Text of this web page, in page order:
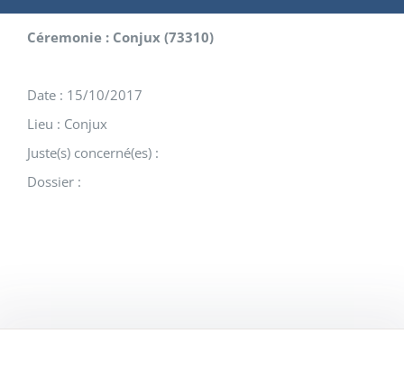
Céremonie : Conjux (73310)
Date : 15/10/2017
Lieu : Conjux
Juste(s) concerné(es) :
Dossier :